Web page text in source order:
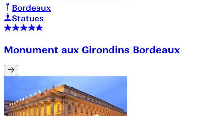
Bordeaux
Statues
Monument aux Girondins Bordeaux